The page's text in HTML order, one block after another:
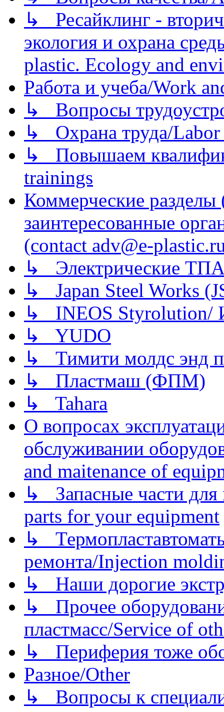
↳ Ресайклинг -
экология и охрана
plastic. Ecology and
Работа и учеба/Work
↳ Вопросы
↳ Охрана труда/Labor
↳ Повышаем
trainings
Коммерческие
заинтересованные
(contact adv@e-
↳ Электрические
↳ Japan Steel Works
↳ INEOS
↳ YUDO
↳ Тимити молдс энд
↳ Пластмаш (ФПМ)
↳ Tahara
О вопросах
обслуживании
and maitenance of
↳ Запасные части для
parts for your equipment
↳
ремонта/Injection
↳ Наши дорогие
↳ Прочее
пластмасс/Service of
↳ Периферия тоже
Разное/Other
↳ Вопросы к